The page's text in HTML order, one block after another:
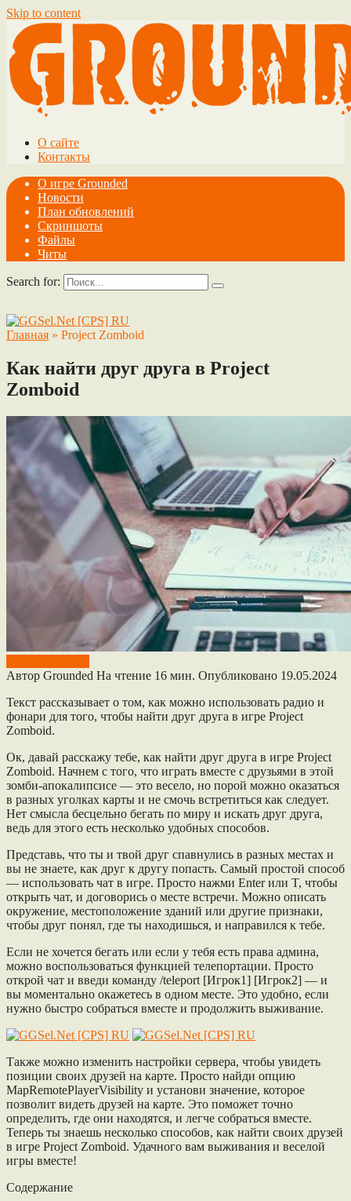
Skip to content
О сайте
Контакты
О игре Grounded
Новости
План обновлений
Скриншоты
Файлы
Читы
Search for:
Главная » Project Zomboid
Как найти друг друга в Project
Zomboid
Автор Grounded На чтение 16 мин. Опубликовано 19.05.2024
Текст рассказывает о том, как можно использовать радио и
фонари для того, чтобы найти друг друга в игре Project
Zomboid.
Ок, давай расскажу тебе, как найти друг друга в игре Project
Zomboid. Начнем с того, что играть вместе с друзьями в этой
зомби-апокалипсисе — это весело, но порой можно оказаться
в разных уголках карты и не смочь встретиться как следует.
Нет смысла бесцельно бегать по миру и искать друг друга,
ведь для этого есть несколько удобных способов.
Представь, что ты и твой друг спавнулись в разных местах и
вы не знаете, как друг к другу попасть. Самый простой способ
— использовать чат в игре. Просто нажми Enter или T, чтобы
открыть чат, и договорись о месте встречи. Можно описать
окружение, местоположение зданий или другие признаки,
чтобы друг понял, где ты находишься, и направился к тебе.
Если не хочется бегать или если у тебя есть права админа,
можно воспользоваться функцией телепортации. Просто
открой чат и введи команду /teleport [Игрок1] [Игрок2] — и
вы моментально окажетесь в одном месте. Это удобно, если
нужно быстро собраться вместе и продолжить выживание.
Также можно изменить настройки сервера, чтобы увидеть
позиции своих друзей на карте. Просто найди опцию
MapRemotePlayerVisibility и установи значение, которое
позволит видеть друзей на карте. Это поможет точно
определить, где они находятся, и легче собраться вместе.
Теперь ты знаешь несколько способов, как найти своих друзей
в игре Project Zomboid. Удачного вам выживания и веселой
игры вместе!
Содержание